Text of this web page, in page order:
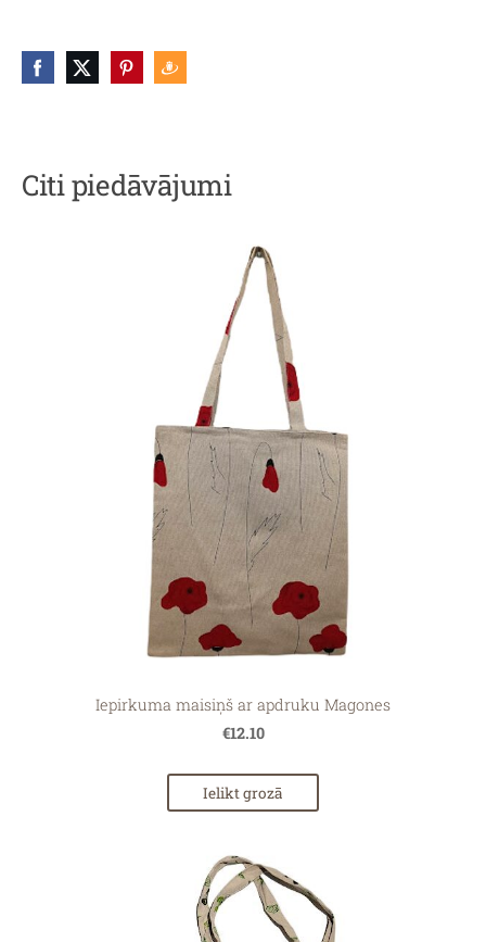
Citi piedāvājumi
Iepirkuma maisiņš ar apdruku Magones
€12.10
Ielikt grozā